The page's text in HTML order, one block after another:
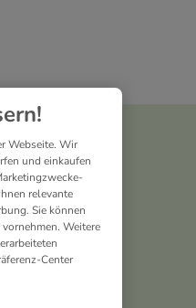
Webseite. Wir
und einkaufen
relevante
Sie können
Weitere
Center